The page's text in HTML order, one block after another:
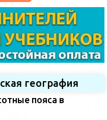
география
пояса в